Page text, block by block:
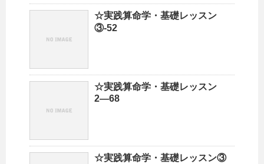
☆実践算命学・基礎レッスン
③-52
☆実践算命学・基礎レッスン
2―68
☆実践算命学・基礎レッスン③